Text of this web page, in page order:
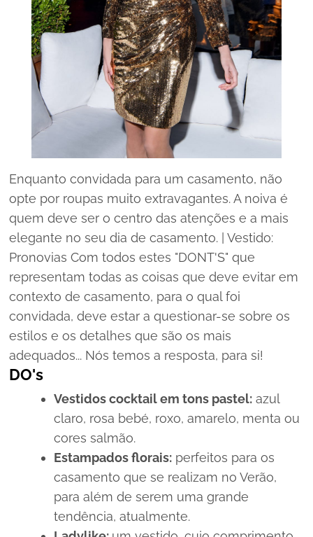
Enquanto convidada para um casamento, não
opte por roupas muito extravagantes. A noiva é
quem deve ser o centro das atenções e a mais
elegante no seu dia de casamento. | Vestido:
Pronovias Com todos estes "DONT'S" que
representam todas as coisas que deve evitar em
contexto de casamento, para o qual foi
convidada, deve estar a questionar-se sobre os
estilos e os detalhes que são os mais
adequados... Nós temos a resposta, para si!
DO's
Vestidoscocktailem tons pastel: azul
claro, rosa bebé, roxo, amarelo, menta ou
cores salmão.
Estampados florais: perfeitos para os
casamento que se realizam no Verão,
para além de serem uma grande
tendência, atualmente.